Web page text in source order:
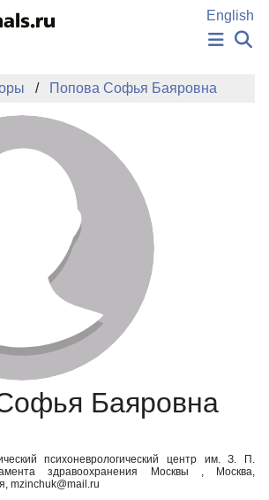
содержанию
English
НОВОСТИ
АВТОРЫ
ПОДАТЬ РУКОПИСЬ
БАЗА ЗНАНИЙ
КЛЮЧЕВЫЕ СЛОВА
Попова Софья Баяровна
Баяровна
психоневрологический центр им. З. П.
здравоохранения Москвы , Москва,
mzinchuk@mail.ru